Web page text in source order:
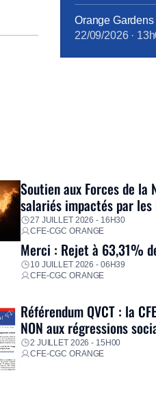
Orange
22/09/2026·
Soutien aux Forces de la
salariés impactés par les
27 JUILLET 2026 - 16H30
CFE-CGC ORANGE
Merci : Rejet à 63,31%
10 JUILLET 2026 - 06H39
CFE-CGC ORANGE
Référendum QVCT : la
NON aux régressions
2 JUILLET 2026 - 15H00
CFE-CGC ORANGE